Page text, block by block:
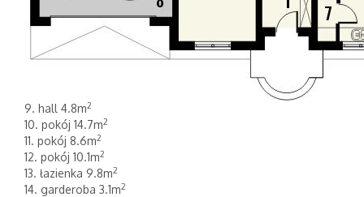
9. hall 4.8m2
10. pokój 14.7m2
11. pokój 8.6m2
12. pokój 10.1m2
13. łazienka 9.8m2
14. garderoba 3.1m2